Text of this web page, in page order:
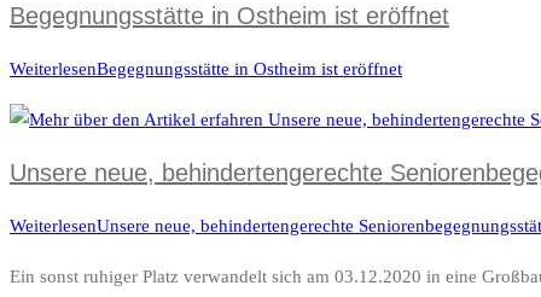
Begegnungsstätte in Ostheim ist eröffnet
WeiterlesenBegegnungsstätte in Ostheim ist eröffnet
Unsere neue, behindertengerechte
WeiterlesenUnsere neue, behindertengerechte
Ein sonst ruhiger Platz verwandelt sich am 03.12.2020 in eine